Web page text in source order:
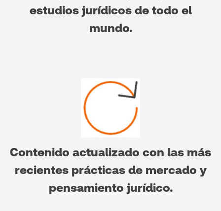
estudios jurídicos de todo el
mundo.
Contenido actualizado con las más
recientes prácticas de mercado y
pensamiento jurídico.